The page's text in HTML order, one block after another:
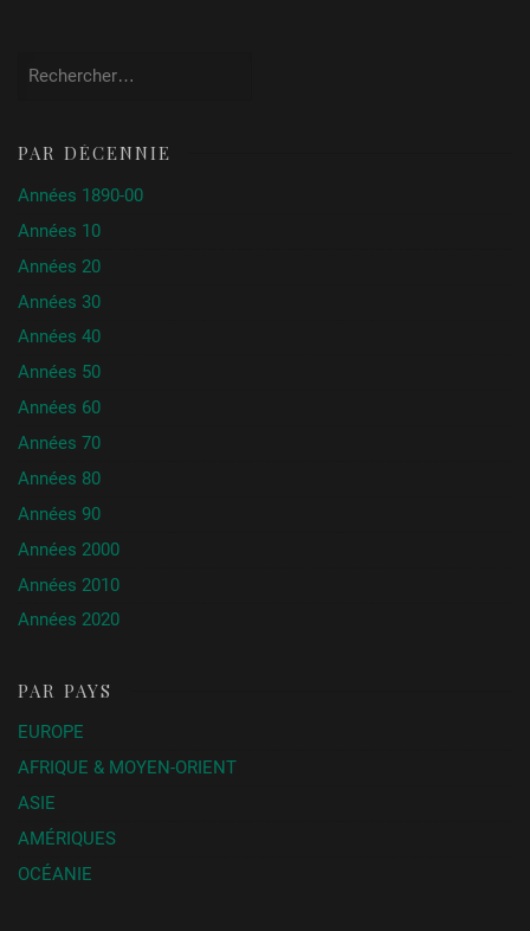
PAR DÉCENNIE
Années 1890-00
Années 10
Années 20
Années 30
Années 40
Années 50
Années 60
Années 70
Années 80
Années 90
Années 2000
Années 2010
Années 2020
PAR PAYS
EUROPE
AFRIQUE & MOYEN-ORIENT
ASIE
AMÉRIQUES
OCÉANIE